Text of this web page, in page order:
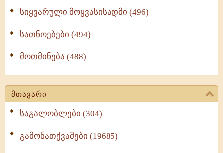
სიყვარული მოყვასისადმი (496)
სათნოებები (494)
მოთმინება (488)
მთავარი
საგალობლები (304)
გამონათქვამები (19685)